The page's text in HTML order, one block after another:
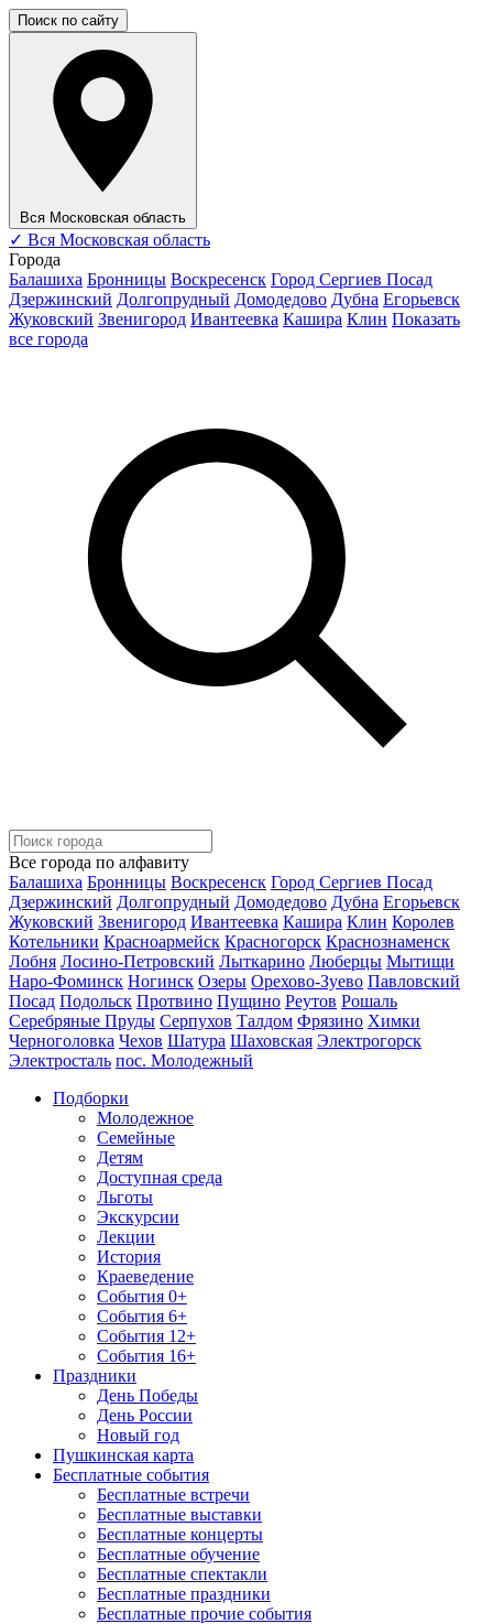
Поиск по сайту
Вся Московская область
✓ Вся Московская область
Города
Балашиха Бронницы Воскресенск Город Сергиев Посад
Дзержинский Долгопрудный Домодедово Дубна Егорьевск
Жуковский Звенигород Ивантеевка Кашира Клин Показать
все города
Все города по алфавиту
Балашиха Бронницы Воскресенск Город Сергиев Посад
Дзержинский Долгопрудный Домодедово Дубна Егорьевск
Жуковский Звенигород Ивантеевка Кашира Клин Королев
Котельники Красноармейск Красногорск Краснознаменск
Лобня Лосино-Петровский Лыткарино Люберцы Мытищи
Наро-Фоминск Ногинск Озеры Орехово-Зуево Павловский
Посад Подольск Протвино Пущино Реутов Рошаль
Серебряные Пруды Серпухов Талдом Фрязино Химки
Черноголовка Чехов Шатура Шаховская Электрогорск
Электросталь пос. Молодежный
Подборки
Молодежное
Семейные
Детям
Доступная среда
Льготы
Экскурсии
Лекции
История
Краеведение
События 0+
События 6+
События 12+
События 16+
Праздники
День Победы
День России
Новый год
Пушкинская карта
Бесплатные события
Бесплатные встречи
Бесплатные выставки
Бесплатные концерты
Бесплатные обучение
Бесплатные спектакли
Бесплатные праздники
Бесплатные прочие события